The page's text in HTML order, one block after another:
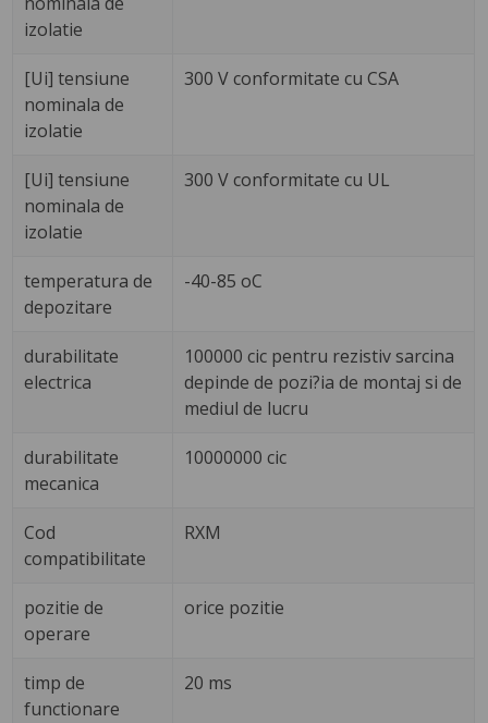
izolatie
[Ui] tensiune
nominala de
izolatie
300 V conformitate cu CSA
[Ui] tensiune
nominala de
izolatie
300 V conformitate cu UL
temperatura de
depozitare
-40-85 oC
durabilitate
electrica
100000 cic pentru rezistiv sarcina
depinde de pozi?ia de montaj si de
mediul de lucru
durabilitate
mecanica
10000000 cic
Cod
compatibilitate
RXM
pozitie de
operare
orice pozitie
timp de
functionare
20 ms